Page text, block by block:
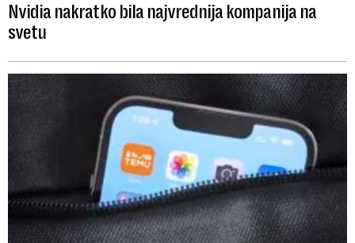
Nvidia nakratko bila najvrednija kompanija na
svetu